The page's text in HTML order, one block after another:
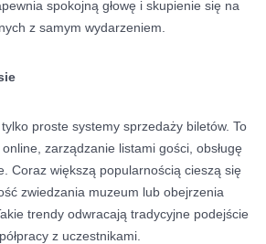
spokojną głowę i skupienie się na
z samym wydarzeniem.
proste systemy sprzedaży biletów. To
zarządzanie listami gości, obsługę
Coraz większą popularnością cieszą się
zwiedzania muzeum lub obejrzenia
trendy odwracają tradycyjne podejście
z uczestnikami.